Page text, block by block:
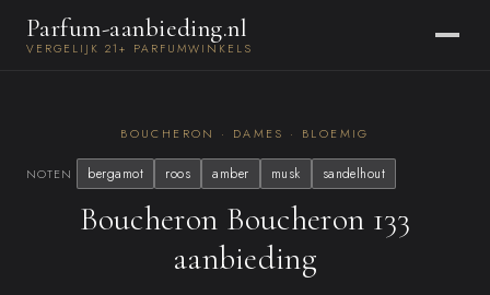
Parfum-aanbieding.nl
VERGELIJK 21+ PARFUMWINKELS
BOUCHERON · DAMES · BLOEMIG
NOTEN bergamot roos amber musk sandelhout
Boucheron Boucheron 133
aanbieding